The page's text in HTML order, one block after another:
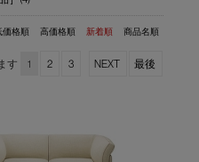
価格順 高価格順 新着順 商品名順
す 1 2 3 NEXT 最後